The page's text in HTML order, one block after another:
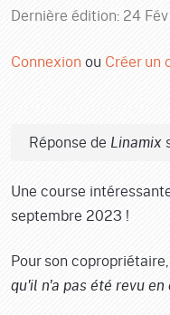
Dernière édition: 24
Connexionou Créer un
Réponse de Linamix
Une course
septembre 2023 !
Pour son
qu'il n'a pas été revu